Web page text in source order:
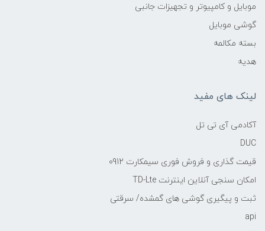
موبایل و کامپیوتر و تجهیزات جانبی
گوشی موبایل
بسته مکالمه
هدیه
لینک های مفید
آکادمی آی تی تل
DUC
قیمت گذاری و فروش فوری سیمکارت 0912
امکان سنجی آنلاین اینترنت TD-Lte
ثبت و پیگیری گوشی های گمشده/ سرقتی
api